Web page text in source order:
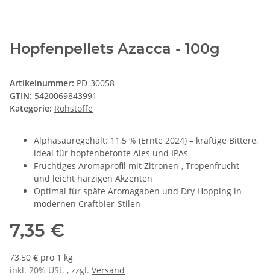
Hopfenpellets Azacca - 100g
Artikelnummer: PD-30058
GTIN: 5420069843991
Kategorie: Rohstoffe
Alphasäuregehalt: 11,5 % (Ernte 2024) – kräftige Bittere,
ideal für hopfenbetonte Ales und IPAs
Fruchtiges Aromaprofil mit Zitronen-, Tropenfrucht-
und leicht harzigen Akzenten
Optimal für späte Aromagaben und Dry Hopping in
modernen Craftbier-Stilen
7,35 €
73,50 € pro 1 kg
inkl. 20% USt. , zzgl. Versand